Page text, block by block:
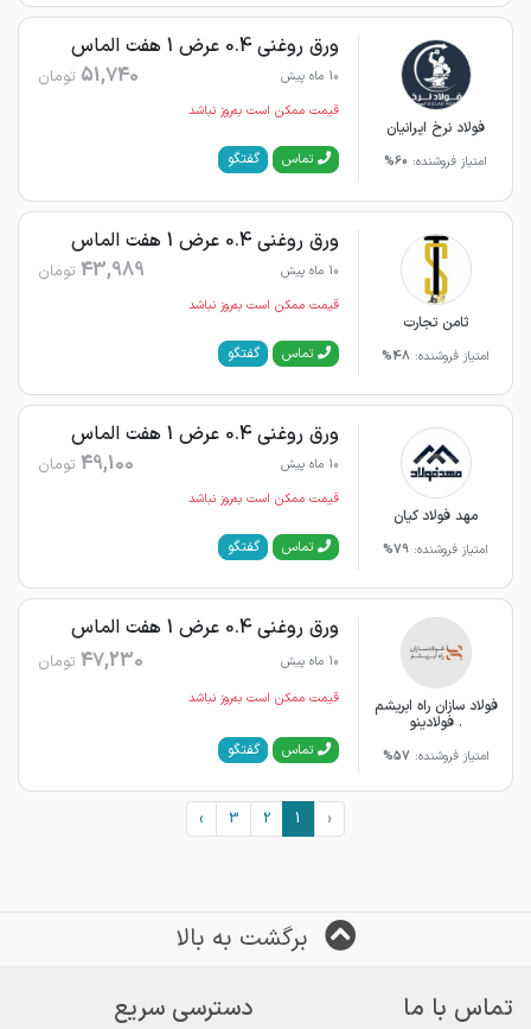
فولاد نرخ ایرانیان
امتیاز فروشنده: 60%
ورق روغنی 0.4 عرض 1 هفت الماس
10 ماه پیش 51,740 تومان
قیمت ممکن است به‌روز نباشد
تماس گفتگو
ثامن تجارت
امتیاز فروشنده: 48%
ورق روغنی 0.4 عرض 1 هفت الماس
10 ماه پیش 43,989 تومان
قیمت ممکن است به‌روز نباشد
تماس گفتگو
مهد فولاد کیان
امتیاز فروشنده: 79%
ورق روغنی 0.4 عرض 1 هفت الماس
10 ماه پیش 49,100 تومان
قیمت ممکن است به‌روز نباشد
تماس گفتگو
فولاد سازان راه ابریشم
. فولادینو
امتیاز فروشنده: 57%
ورق روغنی 0.4 عرض 1 هفت الماس
10 ماه پیش 47,230 تومان
قیمت ممکن است به‌روز نباشد
تماس گفتگو
‹
1
2
3
›
برگشت به بالا
تماس با ما
دسترسی سریع